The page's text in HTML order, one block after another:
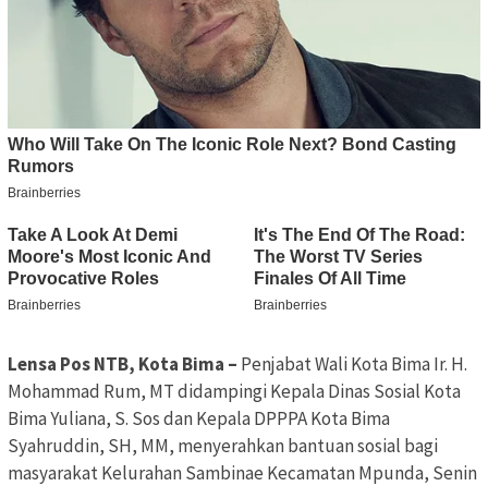
Lensa Pos NTB, Kota Bima – Penjabat Wali Kota Bima Ir. H.
Mohammad Rum, MT didampingi Kepala Dinas Sosial Kota
Bima Yuliana, S. Sos dan Kepala DPPPA Kota Bima
Syahruddin, SH, MM, menyerahkan bantuan sosial bagi
masyarakat Kelurahan Sambinae Kecamatan Mpunda, Senin